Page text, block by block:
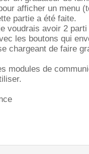
afficher un menu
partie a été faite.
voudrais avoir 2
les boutons qui
chargeant de faire
modules de